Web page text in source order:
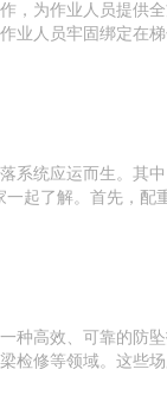
为作业人员提供
人员牢固绑定在
统应运而生。其
起了解。首先，
种高效、可靠的防
检修等领域。这些